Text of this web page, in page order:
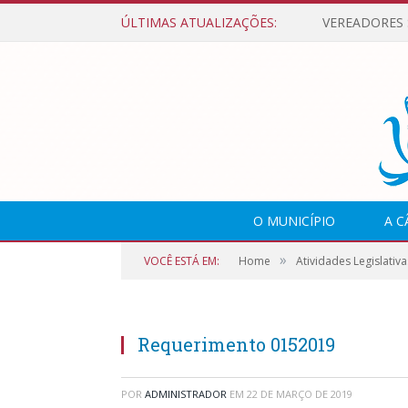
ÚLTIMAS ATUALIZAÇÕES:
O MUNICÍPIO A
VOCÊ ESTÁ EM: Home » Atividades
Requerimento 0152019
POR ADMINISTRADOR EM 22 DE MARÇO DE 2019